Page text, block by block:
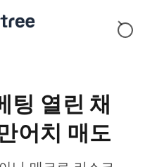
팅 열린 채
어치 매도